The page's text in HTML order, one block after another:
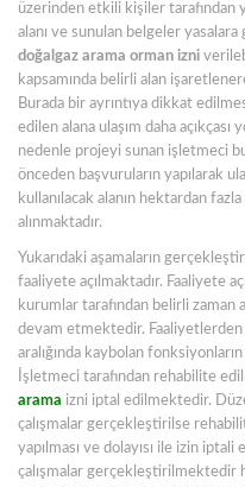
üzerinden etkili kişiler tarafından
alanı ve sunulan belgeler
doğalgaz arama orman izni
kapsamında belirli alan
Burada bir ayrıntıya dikkat
edilen alana ulaşım daha
nedenle projeyi sunan işletmeci
önceden başvuruların yapılarak
kullanılacak alanın hektardan
alınmaktadır.
Yukarıdaki aşamaların
faaliyete açılmaktadır. Faaliyete
kurumlar tarafından belirli zaman
devam etmektedir. Faaliyetlerden
aralığında kaybolan
İşletmeci tarafından rehabilite
arama izni iptal edilmektedir.
çalışmalar gerçekleştirilse
yapılması ve dolayısı ile izin
çalışmalar